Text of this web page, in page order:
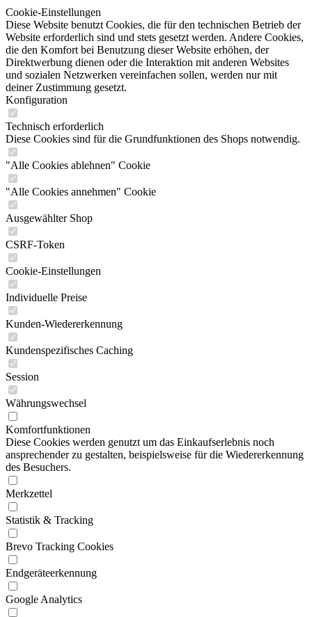
Cookie-Einstellungen
Diese Website benutzt Cookies, die für den technischen Betrieb der
Website erforderlich sind und stets gesetzt werden. Andere Cookies,
die den Komfort bei Benutzung dieser Website erhöhen, der
Direktwerbung dienen oder die Interaktion mit anderen Websites
und sozialen Netzwerken vereinfachen sollen, werden nur mit
deiner Zustimmung gesetzt.
Konfiguration
Technisch erforderlich
Diese Cookies sind für die Grundfunktionen des Shops notwendig.
"Alle Cookies ablehnen" Cookie
"Alle Cookies annehmen" Cookie
Ausgewählter Shop
CSRF-Token
Cookie-Einstellungen
Individuelle Preise
Kunden-Wiedererkennung
Kundenspezifisches Caching
Session
Währungswechsel
Komfortfunktionen
Diese Cookies werden genutzt um das Einkaufserlebnis noch
ansprechender zu gestalten, beispielsweise für die Wiedererkennung
des Besuchers.
Merkzettel
Statistik & Tracking
Brevo Tracking Cookies
Endgeräteerkennung
Google Analytics